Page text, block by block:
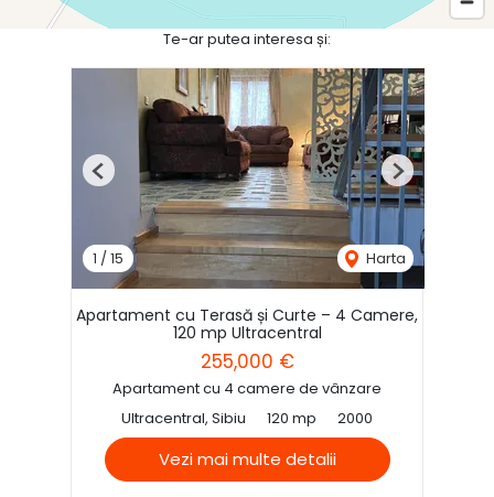
Te-ar putea interesa și:
1 /15 Harta
Previous Next
Apartament cu Terasă și Curte – 4 Camere,
120 mp Ultracentral
255,000 €
Apartament cu 4 camere de vânzare
Ultracentral, Sibiu
120 mp 2000
Vezi mai multe detalii